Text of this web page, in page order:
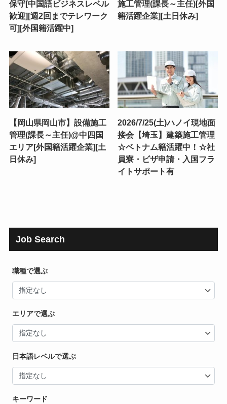
保守[中国語ビジネスレベル
歓迎][週2回までテレワーク
可][外国籍活躍中]
施工管理(課長～主任)[外国
籍活躍企業][土日休み]
【岡山県岡山市】設備施工
管理(課長～主任)@中四国
エリア[外国籍活躍企業][土
日休み]
2026/7/25(土)ハノイ現地面
接会【埼玉】建築施工管理
☆ベトナム籍活躍中！☆社
員寮・ビザ申請・入国フラ
イトサポート有
Job Search
職種で選ぶ
エリアで選ぶ
日本語レベルで選ぶ
キーワード